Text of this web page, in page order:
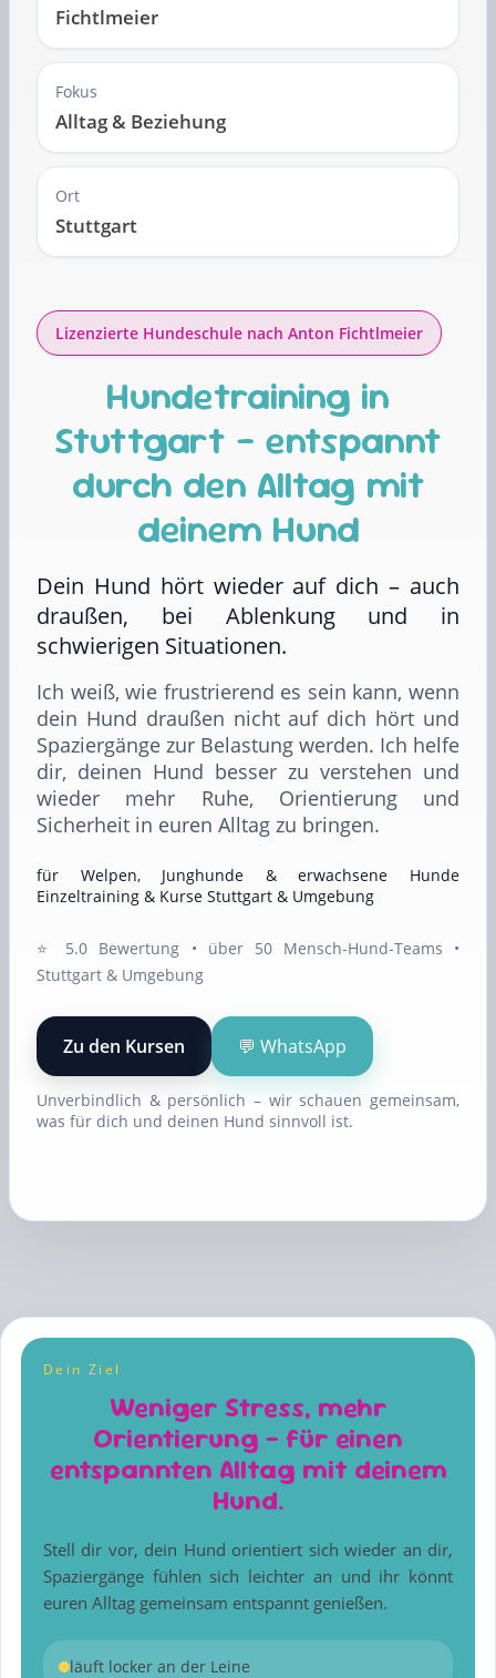
Fichtlmeier
Fokus
Alltag & Beziehung
Ort
Stuttgart
Lizenzierte Hundeschule nach Anton Fichtlmeier
Hundetraining in
Stuttgart – entspannt
durch den Alltag mit
deinem Hund
Dein Hund hört wieder auf dich – auch
draußen, bei Ablenkung und in
schwierigen Situationen.
Ich weiß, wie frustrierend es sein kann, wenn
dein Hund draußen nicht auf dich hört und
Spaziergänge zur Belastung werden. Ich helfe
dir, deinen Hund besser zu verstehen und
wieder mehr Ruhe, Orientierung und
Sicherheit in euren Alltag zu bringen.
für Welpen, Junghunde & erwachsene Hunde
Einzeltraining & Kurse Stuttgart & Umgebung
⭐️ 5.0 Bewertung • über 50 Mensch-Hund-Teams •
Stuttgart & Umgebung
Zu den Kursen 💬 WhatsApp
Unverbindlich & persönlich – wir schauen gemeinsam,
was für dich und deinen Hund sinnvoll ist.
Dein Ziel
Weniger Stress, mehr
Orientierung – für einen
entspannten Alltag mit deinem
Hund.
Stell dir vor, dein Hund orientiert sich wieder an dir,
Spaziergänge fühlen sich leichter an und ihr könnt
euren Alltag gemeinsam entspannt genießen.
läuft locker an der Leine